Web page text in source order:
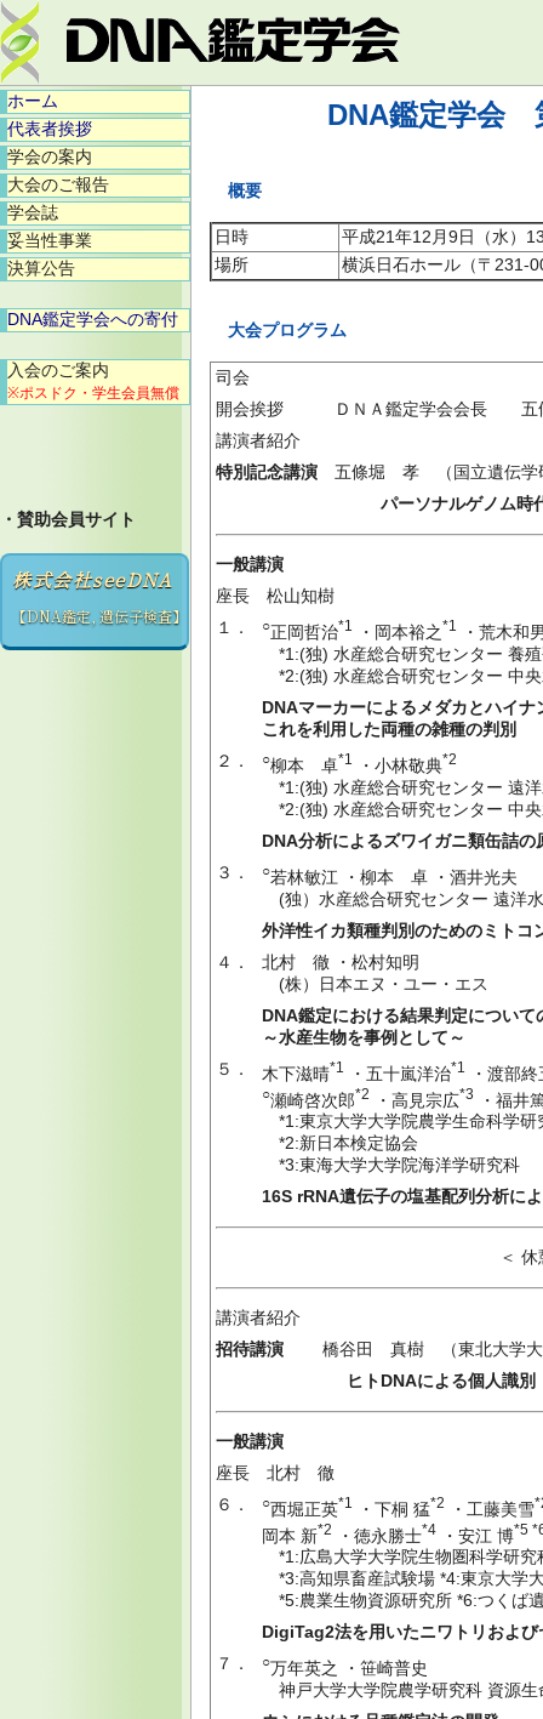
ホーム
代表者挨拶
学会の案内
大会のご報告
学会誌
妥当性事業
決算公告
DNA鑑定学会への寄付
入会のご案内
※ポスドク・学生会員無償
・賛助会員サイト
株式会社seeDNA
【DNA鑑定, 遺伝子検査】
DNA鑑定学会
概要
日時
平成21年12月9日（水）
場所
横浜日石ホール（〒231-
大会プログラム
司会
開会挨拶 ＤＮＡ鑑定学会会長 五
講演者紹介
特別記念講演 五條堀 孝 （国立遺伝学
パーソナルゲノム時代にお
一般講演
座長 松山知樹
１．
○正岡哲治*1 ・岡本裕之*1
・荒木和
*1:(独) 水産総合研究センター 養
*2:(独) 水産総合研究センター 中
DNAマーカーによるメダカとハイ
これを利用した両種の雑種の判別
２．
○柳本 卓*1 ・小林敬典*2
*1:(独) 水産総合研究センター 遠
*2:(独) 水産総合研究センター 中
DNA分析によるズワイガニ類缶詰の
３．
○若林敏江 ・柳本 卓 ・酒井光夫
(独）水産総合研究センター 遠洋
外洋性イカ類種判別のためのミトコ
４．
北村 徹 ・松村知明
(株）日本エヌ・ユー・エス
DNA鑑定における結果判定について
～水産生物を事例として～
５．
木下滋晴*1 ・五十嵐洋治*1 ・渡部終
○瀬崎啓次郎*2 ・高見宗広*3
・福井
*1:東京大学大学院農学生命科学研
*2:新日本検定協会
*3:東海大学大学院海洋学研究科
16S rRNA遺伝子の塩基配列分析に
＜ 休憩 ：
講演者紹介
招待講演 橋谷田 真樹 （東北大学大
ヒトDNAによる個人識別
一般講演
座長 北村 徹
６．
○西堀正英*1 ・下桐 猛*2 ・工藤美雪
岡本 新*2 ・徳永勝士*4 ・安江 博*5
*1:広島大学大学院生物圏科学研究
*3:高知県畜産試験場 *4:東京大学
*5:農業生物資源研究所 *6:つくば
DigiTag2法を用いたニワトリおよ
７．
○万年英之 ・笹崎普史
神戸大学大学院農学研究科 資源生